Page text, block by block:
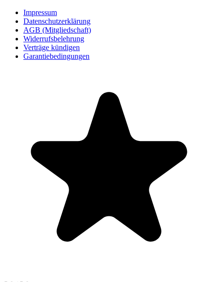
Impressum
Datenschutzerklärung
AGB (Mitgliedschaft)
Widerrufsbelehrung
Verträge kündigen
Garantiebedingungen